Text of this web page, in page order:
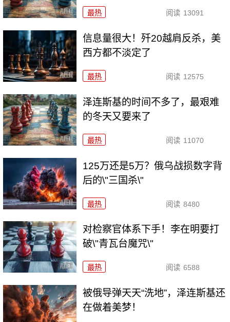
最热 阅读 13091
信息量很大！歼20越肩反杀，美
西方都不淡定了
最热 阅读 12575
泽连斯基的时间不多了，最艰难
的冬天又要来了
最热 阅读 11070
125万还是5万？俄乌战损数字背
后的\"三国杀\"
最热 阅读 8480
对检察官体系下手！李在明要打
破\"青瓦台魔咒\"
最热 阅读 6588
被俄导弹天天“洗地”，泽连斯基还
在做着美梦！